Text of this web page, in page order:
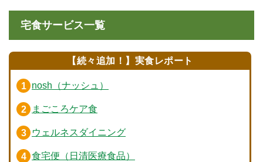
宅食サービス一覧
【続々追加！】実食レポート
nosh（ナッシュ）
まごころケア食
ウェルネスダイニング
食宅便（日清医療食品）